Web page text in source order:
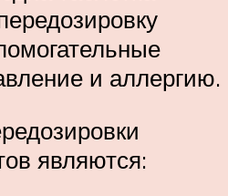
и аллергию.
являются: